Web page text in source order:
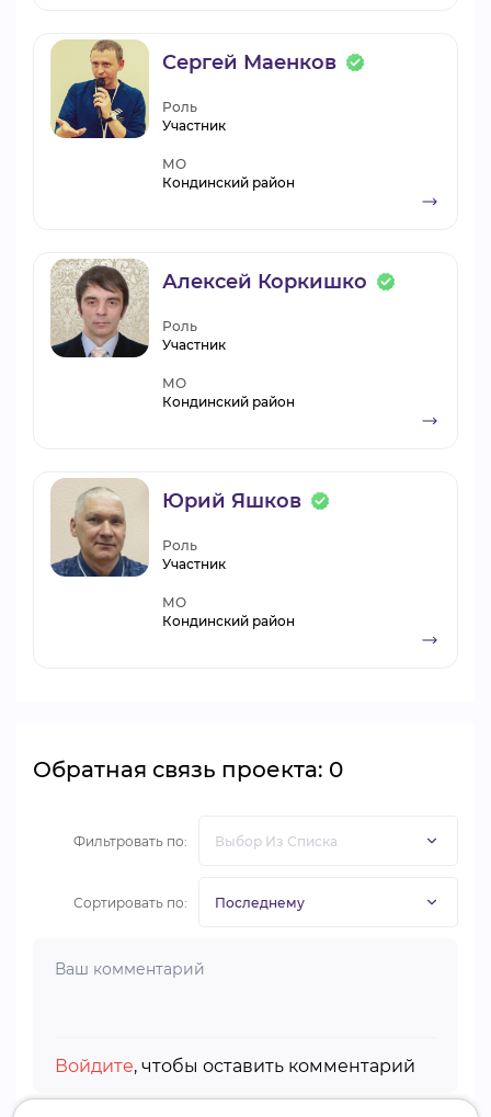
Сергей Маенков
Роль
Участник
МО
Кондинский район
Алексей Коркишко
Роль
Участник
МО
Кондинский район
Юрий Яшков
Роль
Участник
МО
Кондинский район
Обратная связь проекта: 0
Фильтровать по:
Сортировать по:
Войдите, чтобы оставить комментарий